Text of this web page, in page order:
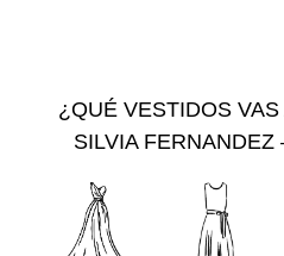
¿QUÉ VESTIDOS
SILVIA